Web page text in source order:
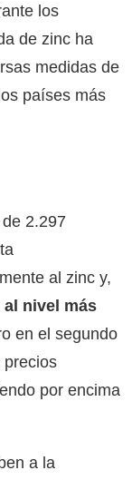
los
de zinc ha
medidas de
países más
2.297
al zinc y,
nivel más
en el segundo
precios
por encima
a la